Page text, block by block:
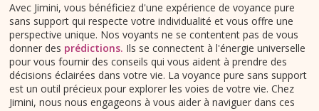
Avec Jimini, vous bénéficiez d'une expérience de voyance pure
sans support qui respecte votre individualité et vous offre une
perspective unique. Nos voyants ne se contentent pas de vous
donner des prédictions. Ils se connectent à l'énergie universelle
pour vous fournir des conseils qui vous aident à prendre des
décisions éclairées dans votre vie. La voyance pure sans support
est un outil précieux pour explorer les voies de votre vie. Chez
Jimini, nous nous engageons à vous aider à naviguer dans ces